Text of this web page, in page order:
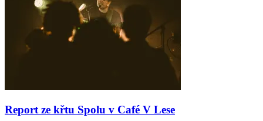
Report ze křtu Spolu v Café V Lese